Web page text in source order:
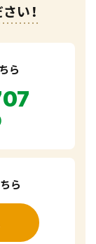
い！
ら
ら